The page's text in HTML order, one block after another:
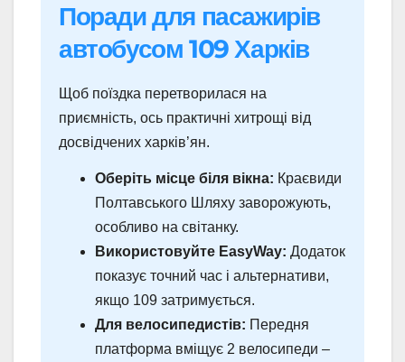
Поради для пасажирів
автобусом 109 Харків
Щоб поїздка перетворилася на
приємність, ось практичні хитрощі від
досвідчених харків’ян.
Оберіть місце біля вікна: Краєвиди
Полтавського Шляху заворожують,
особливо на світанку.
Використовуйте EasyWay: Додаток
показує точний час і альтернативи,
якщо 109 затримується.
Для велосипедистів: Передня
платформа вміщує 2 велосипеди –